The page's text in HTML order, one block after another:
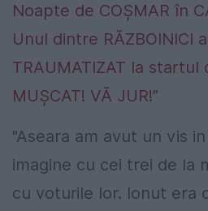
Noapte de COȘMAR în
Unul dintre RĂZBOINICI
TRAUMATIZAT la startul
MUȘCAT! VĂ JUR!”
"Aseara am avut un vis
imagine cu cei trei de la
cu voturile lor. Ionut era